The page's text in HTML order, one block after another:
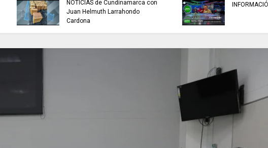
INFORMACIÓN internacional
buscan mejorar la calidad del
agua que consumen miles de
familias en Cundinamarca.